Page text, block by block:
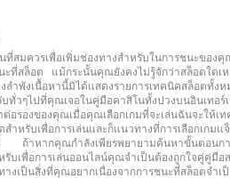
ที่สมควรเพื่อเพิ่มช่องทางสำหรับในการชนะของคุ
ะที่สล็อต แม้กระนั้นคุณยังคงไม่รู้จักว่าสล็อตใดเห
ำพังเนื้อหานี้มิได้แสดงรายการเทคนิคสล็อตทั้ง
บทั่วๆไปที่คุณเจอในคู่มือคาสิโนทั้งปวงบนอินเทอ
ต่อรองของคุณเมื่อคุณเลือกเกมที่จะเล่นฉันจะให้
ำหรับเพื่อการเล่นและก็แนวทางที่การเลือกเกม
าหากคุณกำลังเพียรพยายามค้นหาขั้นตอนการ
รับเพื่อการเล่นออนไลน์คุณจำเป็นต้องถูกใจคู่คู่มื
งเป็นสิ่งที่คุณอยากเนื่องจากการชนะที่สล็อตจำ